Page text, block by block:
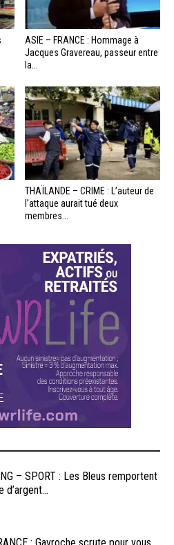
ASIE – FRANCE : Hommage à
Jacques Gravereau, passeur entre
la...
THAÏLANDE – CRIME : L’auteur de
l’attaque aurait tué deux
membres...
– SPORT : Les Bleus remportent
d’argent...